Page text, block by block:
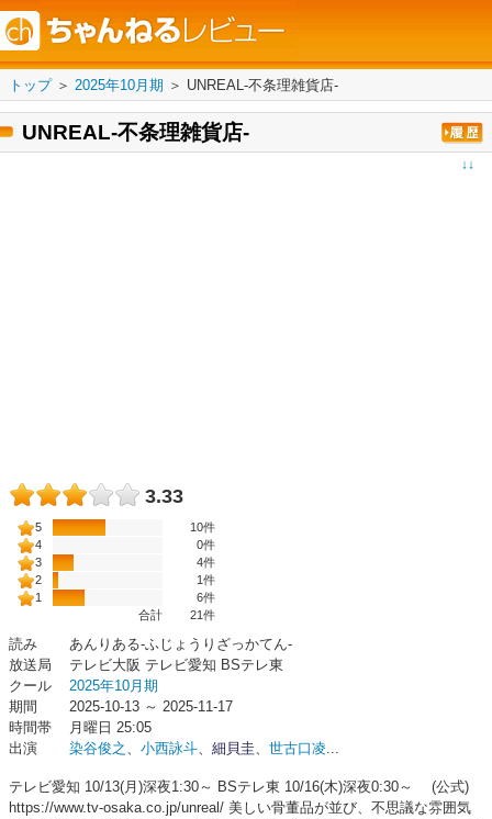
トップ＞ 2025年10月期 ＞ UNREAL-不条理雑貨店-
UNREAL-不条理雑貨店-
↓↓
3.33
5
10件
4
0件
3
4件
2
1件
1
6件
合計
21件
読み
あんりある-ふじょうりざっかてん-
放送局
テレビ大阪 テレビ愛知 BSテレ東
クール
2025年10月期
期間
2025-10-13 ～ 2025-11-17
時間帯
月曜日 25:05
出演
染谷俊之 、 小西詠斗、 細貝圭、 世古口凌...
テレビ愛知 10/13(月)深夜1:30～ BSテレ東 10/16(木)深夜0:30～ (公式)
https://www.tv-osaka.co.jp/unreal/ 美しい骨董品が並び、不思議な雰囲気